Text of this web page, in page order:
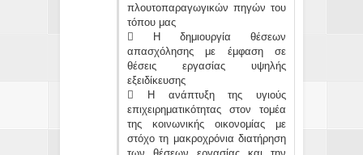
πλουτοπαραγωγικών πηγών του
τόπου μας
 Η δημιουργία θέσεων
απασχόλησης με έμφαση σε
θέσεις εργασίας υψηλής
εξειδίκευσης
 Η ανάπτυξη της υγιούς
επιχειρηματικότητας στον τομέα
της κοινωνικής οικονομίας με
στόχο τη μακροχρόνια διατήρηση